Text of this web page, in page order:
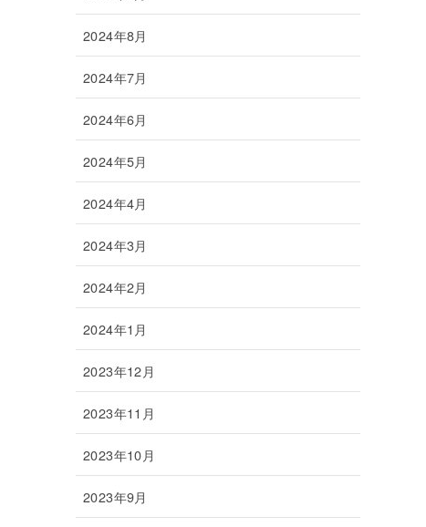
2024年8月
2024年7月
2024年6月
2024年5月
2024年4月
2024年3月
2024年2月
2024年1月
2023年12月
2023年11月
2023年10月
2023年9月